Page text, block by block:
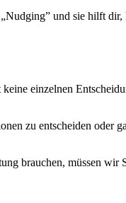
und sie hilft
einzelnen
zu entscheiden oder
brauchen, müssen